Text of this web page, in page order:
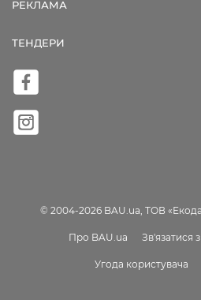
РЕКЛАМА
ТЕНДЕРИ
© 2004-2026 BAU.ua, ТОВ
Про BAU.ua Зв'язатися
Угода користувача